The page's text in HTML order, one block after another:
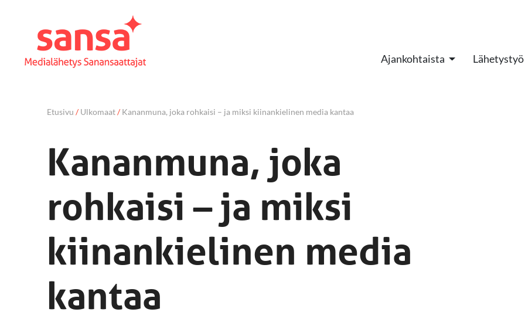
Ajankohtaista Lähetystyö
Etusivu /Ulkomaat/Kananmuna, joka rohkaisi – ja miksi kiinankielinen media kantaa
Kananmuna, joka
rohkaisi – ja miksi
kiinankielinen media
kantaa